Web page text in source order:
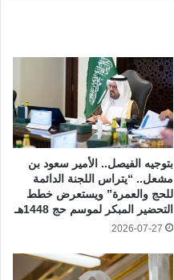
بتوجيه الفيصل.. الأمير سعود بن
مشعل.. “يتراس اللجنة الدائمة
للحج والعمرة” ويستعرض خطط
التحضير المبكر لموسم حج 1448هـ
2026-07-27